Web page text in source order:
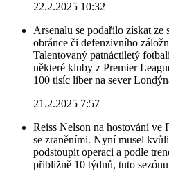
22.2.2025 10:32
Arsenalu se podařilo získat ze
obránce či defenzivního
Talentovaný patnáctiletý
některé kluby z Premier
100 tisíc liber na sever
21.2.2025 7:57
Reiss Nelson na hostování ve
se zraněními. Nyní musel
podstoupit operaci a podle
přibližně 10 týdnů, tuto